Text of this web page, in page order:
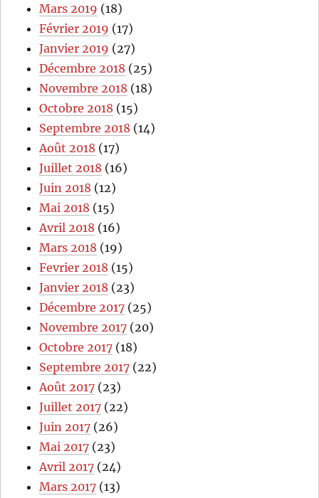
Mars 2019 (18)
Février 2019 (17)
Janvier 2019 (27)
Décembre 2018 (25)
Novembre 2018 (18)
Octobre 2018 (15)
Septembre 2018 (14)
Août 2018 (17)
Juillet 2018 (16)
Juin 2018 (12)
Mai 2018 (15)
Avril 2018 (16)
Mars 2018 (19)
Fevrier 2018 (15)
Janvier 2018 (23)
Décembre 2017 (25)
Novembre 2017 (20)
Octobre 2017 (18)
Septembre 2017 (22)
Août 2017 (23)
Juillet 2017 (22)
Juin 2017 (26)
Mai 2017 (23)
Avril 2017 (24)
Mars 2017 (13)